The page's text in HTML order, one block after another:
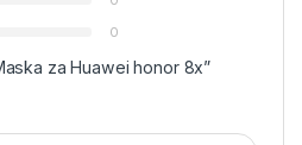
0
za Huawei honor 8x”